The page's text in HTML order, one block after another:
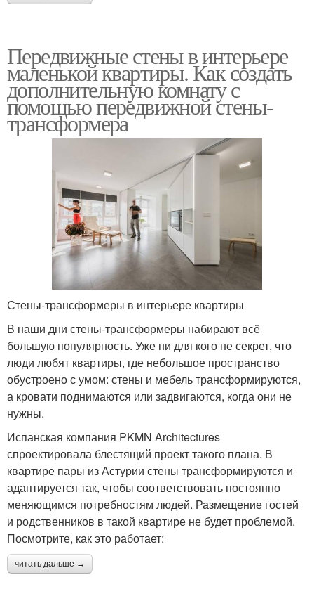
Передвижные стены в интерьере
маленькой квартиры. Как создать
дополнительную комнату с
помощью передвижной стены-
трансформера
Стены-трансформеры в интерьере квартиры
В наши дни стены-трансформеры набирают всё
большую популярность. Уже ни для кого не секрет, что
люди любят квартиры, где небольшое пространство
обустроено с умом: стены и мебель трансформируются,
а кровати поднимаются или задвигаются, когда они не
нужны.
Испанская компания PKMN Architectures
спроектировала блестящий проект такого плана. В
квартире пары из Астурии стены трансформируются и
адаптируется так, чтобы соответствовать постоянно
меняющимся потребностям людей. Размещение гостей
и родственников в такой квартире не будет проблемой.
Посмотрите, как это работает:
читать дальше →